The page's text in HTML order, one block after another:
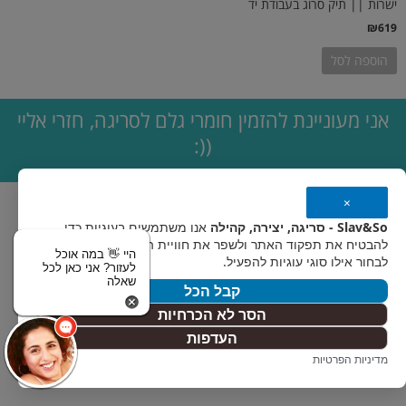
ישרות || תיק סרוג בעבודת יד
₪619
הוספה לסל
אני מעוניינת להזמין חומרי גלם לסריגה, חזרי אליי
((:
×
Slav&So - סריגה, יצירה, קהילה
אנו משתמשים בעוגיות כדי
להבטיח את תפקוד האתר ולשפר את חוויית המשתמש. אפשר
לבחור אילו סוגי עוגיות להפעיל.
קבל הכל
הסר לא הכרחיות
העדפות
מדיניות הפרטיות
היי 👋 במה אוכל
לעזור? אני כאן לכל
שאלה